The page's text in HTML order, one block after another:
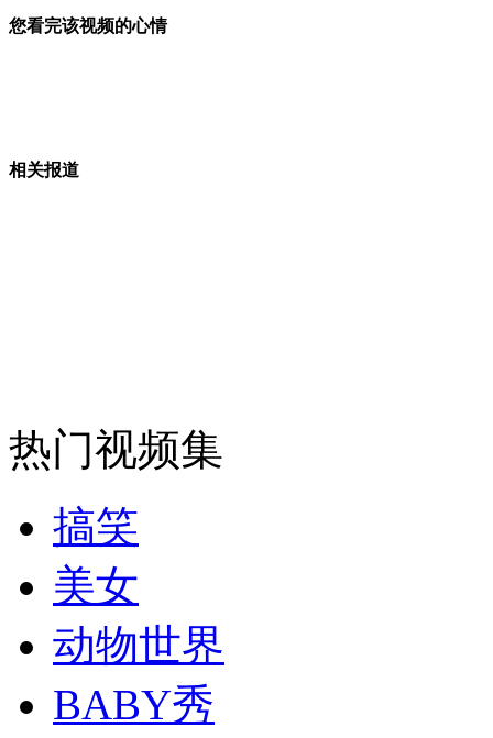
中国版"X47B"无人攻击机即将首飞
女孩北京地铁殴打老人 痛下狠手拳打脚踢
无痛分娩是否安全 医生回应
外交部：有关国家言论片面不公正
您看完该视频的心情
相关报道
热门视频集
搞笑
美女
动物世界
BABY秀